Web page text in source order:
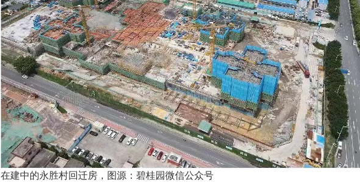
在建中的永胜村回迁房，图源：碧桂园微信公众号